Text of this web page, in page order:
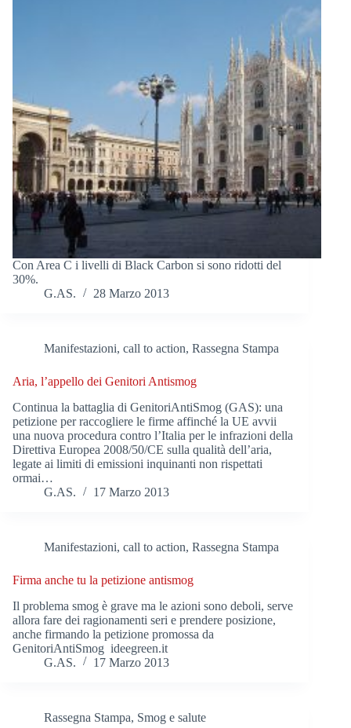
Con Area C i livelli di Black Carbon si sono ridotti del
30%.
G.AS.
28 Marzo 2013
Manifestazioni, call to action, Rassegna Stampa
Aria, l’appello dei Genitori Antismog
Continua la battaglia di GenitoriAntiSmog (GAS): una
petizione per raccogliere le firme affinché la UE avvii
una nuova procedura contro l’Italia per le infrazioni della
Direttiva Europea 2008/50/CE sulla qualità dell’aria,
legate ai limiti di emissioni inquinanti non rispettati
ormai…
G.AS.
17 Marzo 2013
Manifestazioni, call to action, Rassegna Stampa
Firma anche tu la petizione antismog
Il problema smog è grave ma le azioni sono deboli, serve
allora fare dei ragionamenti seri e prendere posizione,
anche firmando la petizione promossa da
GenitoriAntiSmog ideegreen.it
G.AS.
17 Marzo 2013
Rassegna Stampa, Smog e salute